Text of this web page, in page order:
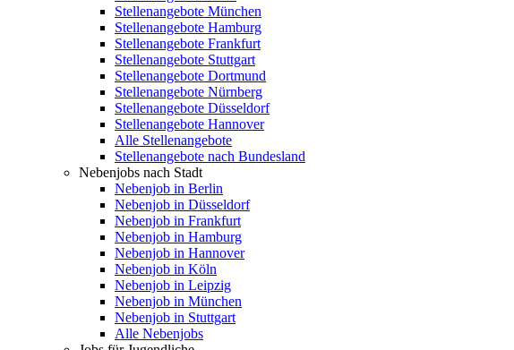
Stellenangebote München
Stellenangebote Hamburg
Stellenangebote Frankfurt
Stellenangebote Stuttgart
Stellenangebote Dortmund
Stellenangebote Nürnberg
Stellenangebote Düsseldorf
Stellenangebote Hannover
Alle Stellenangebote
Stellenangebote nach Bundesland
Nebenjobs nach Stadt
Nebenjob in Berlin
Nebenjob in Düsseldorf
Nebenjob in Frankfurt
Nebenjob in Hamburg
Nebenjob in Hannover
Nebenjob in Köln
Nebenjob in Leipzig
Nebenjob in München
Nebenjob in Stuttgart
Alle Nebenjobs